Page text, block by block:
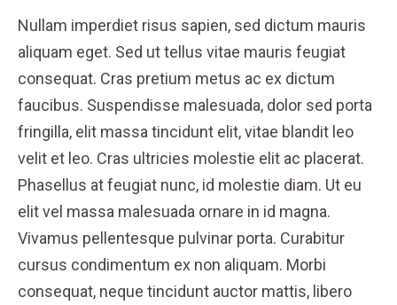
Nullam imperdiet risus sapien, sed dictum mauris
aliquam eget. Sed ut tellus vitae mauris feugiat
consequat. Cras pretium metus ac ex dictum
faucibus. Suspendisse malesuada, dolor sed porta
fringilla, elit massa tincidunt elit, vitae blandit leo
velit et leo. Cras ultricies molestie elit ac placerat.
Phasellus at feugiat nunc, id molestie diam. Ut eu
elit vel massa malesuada ornare in id magna.
Vivamus pellentesque pulvinar porta. Curabitur
cursus condimentum ex non aliquam. Morbi
consequat, neque tincidunt auctor mattis, libero